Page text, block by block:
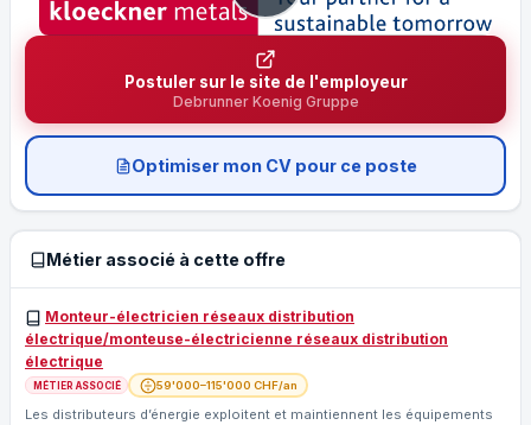
Postuler sur le site de l'employeur
Debrunner Koenig Gruppe
Optimiser mon CV pour ce poste
Métier associé à cette offre
Monteur-électricien réseaux distribution
électrique/monteuse-électricienne réseaux distribution
électrique
MÉTIER ASSOCIÉ 59'000–115'000 CHF/an
Les distributeurs d’énergie exploitent et maintiennent les équipements